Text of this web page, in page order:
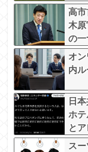
高
木
の一
オ
内
日
ホ
と
ス